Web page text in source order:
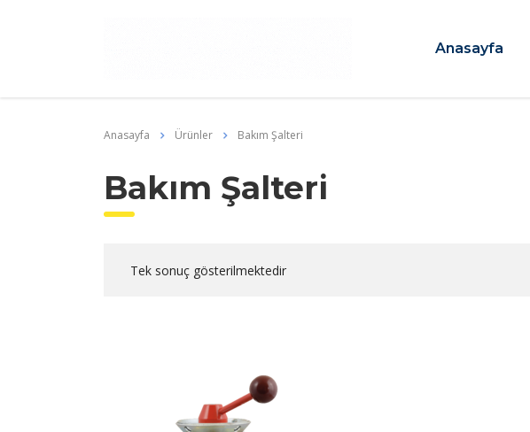
Anasayfa
Anasayfa Ürünler Bakım Şalteri
Bakım Şalteri
Tek sonuç gösterilmektedir